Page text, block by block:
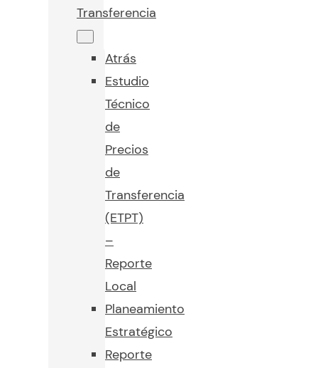
Transferencia
Atrás
Estudio
Técnico
de
Precios
de
Transferencia
(ETPT)
–
Reporte
Local
Planeamiento
Estratégico
Reporte